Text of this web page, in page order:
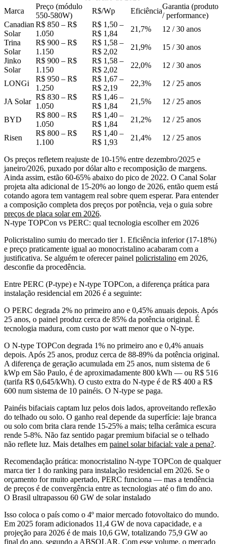
Marca
Preço (módulo
550-580W)
R$/Wp Eficiência
Garantia (produto
/ performance)
Canadian
Solar
R$ 850 – R$
1.050
R$ 1,50 –
R$ 1,84
21,7%
12 / 30 anos
Trina
Solar
R$ 900 – R$
1.150
R$ 1,58 –
R$ 2,02
21,9%
15 / 30 anos
Jinko
Solar
R$ 900 – R$
1.150
R$ 1,58 –
R$ 2,02
22,0% 12 / 30 anos
LONGi
R$ 950 – R$
1.250
R$ 1,67 –
R$ 2,19
22,3% 12 / 25 anos
JA Solar
R$ 830 – R$
1.050
R$ 1,46 –
R$ 1,84
21,5% 12 / 25 anos
BYD
R$ 800 – R$
1.050
R$ 1,40 –
R$ 1,84
21,2% 12 / 25 anos
Risen
R$ 800 – R$
1.100
R$ 1,40 –
R$ 1,93
21,4% 12 / 25 anos
Os preços refletem reajuste de 10-15% entre dezembro/2025 e
janeiro/2026, puxado por dólar alto e recomposição de margens.
Ainda assim, estão 60-65% abaixo do pico de 2022. O Canal Solar
projeta alta adicional de 15-20% ao longo de 2026, então quem está
cotando agora tem vantagem real sobre quem esperar. Para entender
a composição completa dos preços por potência, veja o guia sobre
preços de placa solar em 2026.
N-type TOPCon vs PERC: qual tecnologia escolher em 2026
Policristalino sumiu do mercado tier 1. Eficiência inferior (17-18%)
e preço praticamente igual ao monocristalino acabaram com a
justificativa. Se alguém te oferecer painel policristalino em 2026,
desconfie da procedência.
Entre PERC (P-type) e N-type TOPCon, a diferença prática para
instalação residencial em 2026 é a seguinte:
O PERC degrada 2% no primeiro ano e 0,45% anuais depois. Após
25 anos, o painel produz cerca de 85% da potência original. É
tecnologia madura, com custo por watt menor que o N-type.
O N-type TOPCon degrada 1% no primeiro ano e 0,4% anuais
depois. Após 25 anos, produz cerca de 88-89% da potência original.
A diferença de geração acumulada em 25 anos, num sistema de 6
kWp em São Paulo, é de aproximadamente 800 kWh — ou R$ 516
(tarifa R$ 0,645/kWh). O custo extra do N-type é de R$ 400 a R$
600 num sistema de 10 painéis. O N-type se paga.
Painéis bifaciais captam luz pelos dois lados, aproveitando reflexão
do telhado ou solo. O ganho real depende da superfície: laje branca
ou solo com brita clara rende 15-25% a mais; telha cerâmica escura
rende 5-8%. Não faz sentido pagar premium bifacial se o telhado
não reflete luz. Mais detalhes em painel solar bifacial: vale a pena?.
Recomendação prática: monocristalino N-type TOPCon de qualquer
marca tier 1 do ranking para instalação residencial em 2026. Se o
orçamento for muito apertado, PERC funciona — mas a tendência
de preços é de convergência entre as tecnologias até o fim do ano.
O Brasil ultrapassou 60 GW de solar instalado
Isso coloca o país como o 4º maior mercado fotovoltaico do mundo.
Em 2025 foram adicionados 11,4 GW de nova capacidade, e a
projeção para 2026 é de mais 10,6 GW, totalizando 75,9 GW ao
final do ano, segundo a ABSOLAR. Com esse volume, o mercado